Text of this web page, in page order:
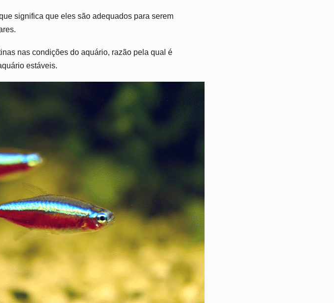
significa que eles são adequados para serem
nas condições do aquário, razão pela qual é
estáveis.